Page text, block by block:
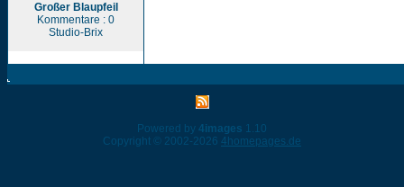
Großer Blaupfeil
Kommentare : 0
Studio-Brix
Powered by 4images 1.10
Copyright © 2002-2026 4homepages.de